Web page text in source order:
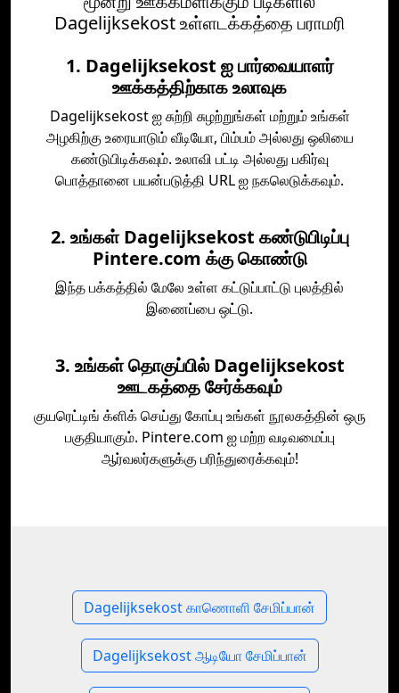
Dagelijksekost உள்ளடக்கத்தை பராமரி
1. Dagelijksekost ஐ பார்வையாளர்
ஊக்கத்திற்காக உலாவுக
Dagelijksekost ஐ சுற்றி சுழற்றுங்கள் மற்றும் உங்கள்
அழகிற்கு உரையாடும் வீடியோ, பிம்பம் அல்லது ஒலியை
கண்டுபிடிக்கவும். உலாவி பட்டி அல்லது பகிர்வு
பொத்தானை பயன்படுத்தி URL ஐ நகலெடுக்கவும்.
2. உங்கள் Dagelijksekost கண்டுபிடிப்பு
Pintere.com க்கு கொண்டு
இந்த பக்கத்தில் மேலே உள்ள கட்டுப்பாட்டு புலத்தில்
இணைப்பை ஒட்டு.
3. உங்கள் தொகுப்பில் Dagelijksekost
ஊடகத்தை சேர்க்கவும்
குயரெட்டிங் க்ளிக் செய்து கோப்பு உங்கள் நூலகத்தின் ஒரு
பகுதியாகும். Pintere.com ஐ மற்ற வடிவமைப்பு
ஆர்வலர்களுக்கு பரிந்துரைக்கவும்!
Dagelijksekost காணொளி சேமிப்பான்
Dagelijksekost ஆடியோ சேமிப்பான்